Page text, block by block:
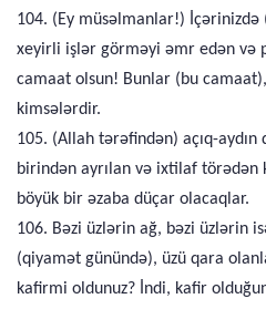
104. (Ey müsəlmanlar!) İçərinizdə
xeyirli işlər görməyi əmr edən və
camaat olsun! Bunlar (bu
kimsələrdir.
105. (Allah tərəfindən) açıq-
birindən ayrılan və ixtilaf törədən
böyük bir əzaba düçar olacaqlar.
106. Bəzi üzlərin ağ, bəzi üzlərin
(qiyamət günündə), üzü qara
kafirmi oldunuz? İndi, kafir